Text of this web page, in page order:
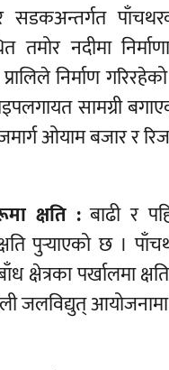
सडकअन्तर्गत
तमोर नदीमा
निर्माण
सामग्री
ओयाम बजार र
क्षति :बाढी र
पुर्‍याएको छ ।
क्षेत्रका पर्खालमा
जलविद्युत्